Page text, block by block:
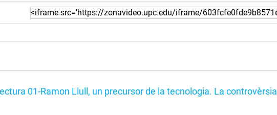
01-Ramon Llull, un precursor de la tecnologia. La controvèrsia